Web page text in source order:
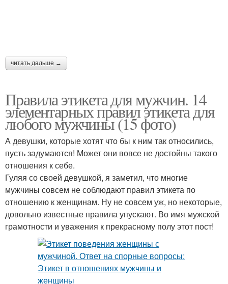
читать дальше →
Правила этикета для мужчин. 14
элементарных правил этикета для
любого мужчины (15 фото)
А девушки, которые хотят что бы к ним так относились,
пусть задумаются! Может они вовсе не достойны такого
отношения к себе.
Гуляя со своей девушкой, я заметил, что многие
мужчины совсем не соблюдают правил этикета по
отношению к женщинам. Ну не совсем уж, но некоторые,
довольно известные правила упускают. Во имя мужской
грамотности и уважения к прекрасному полу этот пост!